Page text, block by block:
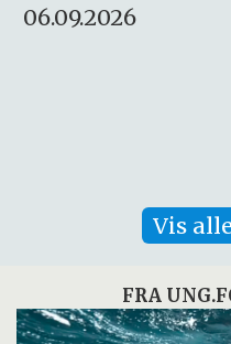
Vis
FRA